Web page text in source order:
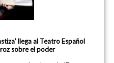
llega al Teatro Español
sobre el poder